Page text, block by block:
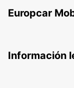
Europcar
Información